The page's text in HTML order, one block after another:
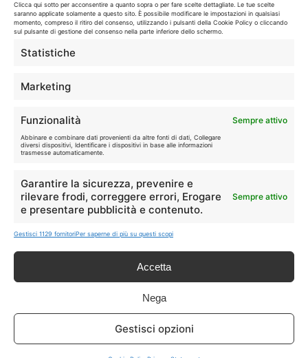
Clicca qui sotto per acconsentire a quanto sopra o per fare scelte dettagliate. Le tue scelte
saranno applicate solamente a questo sito. È possibile modificare le impostazioni in qualsiasi
momento, compreso il ritiro del consenso, utilizzando i pulsanti della Cookie Policy o cliccando
sul pulsante di gestione del consenso nella parte inferiore dello schermo.
Statistiche
Marketing
Funzionalità Sempre attivo
Abbinare e combinare dati provenienti da altre fonti di dati, Collegare
diversi dispositivi, Identificare i dispositivi in base alle informazioni
trasmesse automaticamente.
Garantire la sicurezza, prevenire e
rilevare frodi, correggere errori, Erogare
e presentare pubblicità e contenuto.
Sempre attivo
Gestisci 1129 fornitoriPer saperne di più su questi scopi
Accetta
Nega
Gestisci opzioni
segnalate possono subire variazioni: verifica sempre le condizioni
sui siti ufficiali.
guadagno dagli acquisti idonei.
Note Legali|Cookie Policy
Chi Siamo
© 2026 - Tariffando® è un marchio registrato - Tutti i diritti sono
riservati. - P. IVA 05424560877